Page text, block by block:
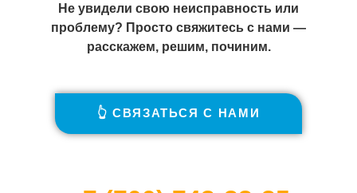
Не увидели свою неисправность или
проблему? Просто свяжитесь с нами —
расскажем, решим, починим.
👆 СВЯЗАТЬСЯ С НАМИ